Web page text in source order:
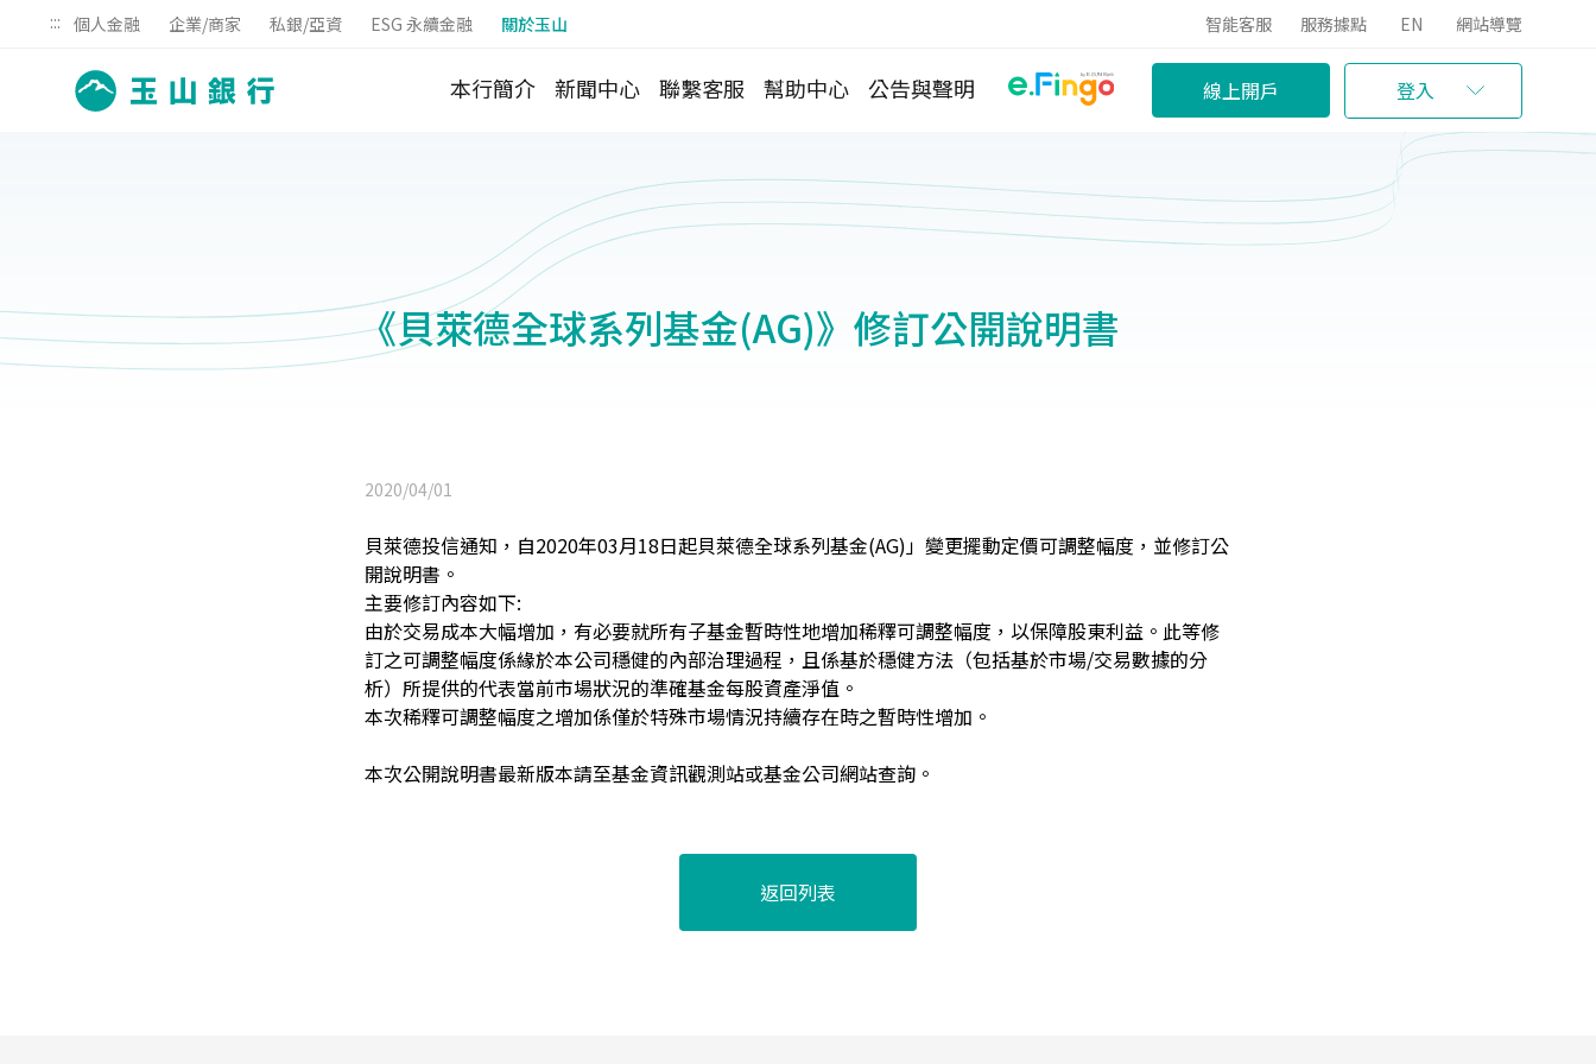
::: 個人金融 企業/商家 私銀/亞資 ESG 永續金融 關於玉山 智能客服 服務據點 EN 網站導覽
本行簡介 新聞中心 聯繫客服 幫助中心 公告與聲明 線上開戶 登入
《貝萊德全球系列基金(AG)》修訂公開說明書
2020/04/01
貝萊德投信通知，自2020年03月18日起貝萊德全球系列基金(AG)」變更擺動定價可調整幅度，並修訂公
開說明書。
主要修訂內容如下:
由於交易成本大幅增加，有必要就所有子基金暫時性地增加稀釋可調整幅度，以保障股東利益。此等修
訂之可調整幅度係緣於本公司穩健的內部治理過程，且係基於穩健方法（包括基於市場/交易數據的分
析）所提供的代表當前市場狀況的準確基金每股資產淨值。
本次稀釋可調整幅度之增加係僅於特殊市場情況持續存在時之暫時性增加。
本次公開說明書最新版本請至基金資訊觀測站或基金公司網站查詢。
返回列表